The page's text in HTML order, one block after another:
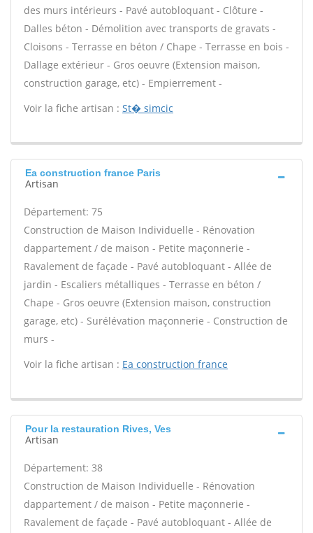
des murs intérieurs - Pavé autobloquant - Clôture -
Dalles béton - Démolition avec transports de gravats -
Cloisons - Terrasse en béton / Chape - Terrasse en bois -
Dallage extérieur - Gros oeuvre (Extension maison,
construction garage, etc) - Empierrement -
Voir la fiche artisan : St� simcic
Ea construction france Paris
Artisan
Département: 75
Construction de Maison Individuelle - Rénovation
dappartement / de maison - Petite maçonnerie -
Ravalement de façade - Pavé autobloquant - Allée de
jardin - Escaliers métalliques - Terrasse en béton /
Chape - Gros oeuvre (Extension maison, construction
garage, etc) - Surélévation maçonnerie - Construction de
murs -
Voir la fiche artisan : Ea construction france
Pour la restauration Rives, Ves
Artisan
Département: 38
Construction de Maison Individuelle - Rénovation
dappartement / de maison - Petite maçonnerie -
Ravalement de façade - Pavé autobloquant - Allée de